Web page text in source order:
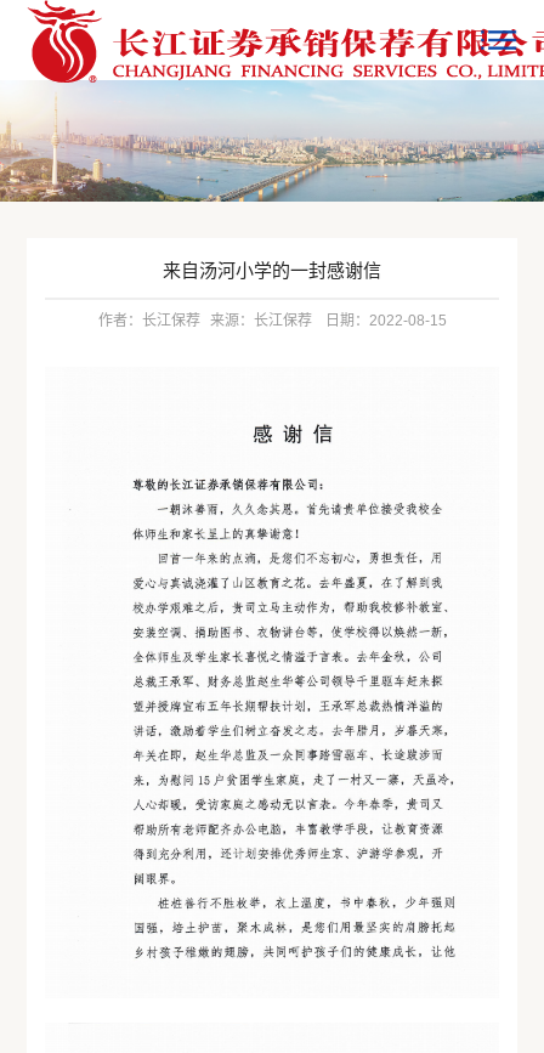
来自汤河小学的一封感谢信
作者：长江保荐 来源：长江保荐 日期：2022-08-15